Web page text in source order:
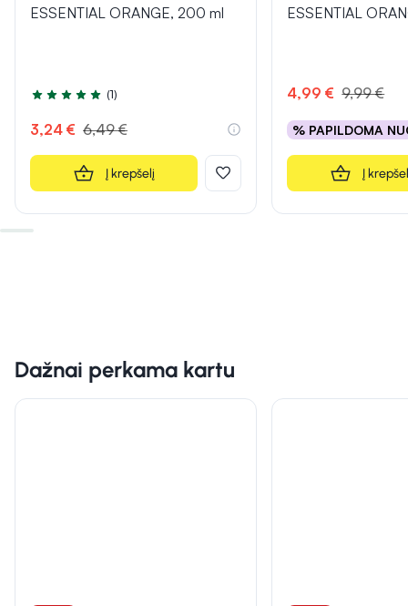
ESSENTIAL ORANGE, 200 ml
Įvertinimas 5.0 iš 5
(1)
3,24 € 6,49 €
Į krepšelį
ESSENTIAL
4,99 € 9,99 €
% PAPILDOMA
Į
Dažnai perkama kartu